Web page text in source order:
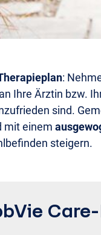
:
Ihre Ärztin bzw.
sind.
mit einem
steigern.